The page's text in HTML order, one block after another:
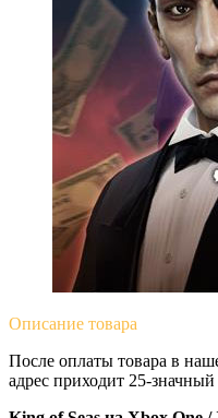
Описание товара
После оплаты товара в
адрес приходит 25-